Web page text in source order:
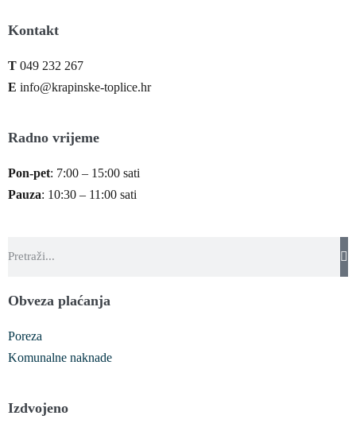
Kontakt
T 049 232 267
E info@krapinske-toplice.hr
Radno vrijeme
Pon-pet: 7:00 – 15:00 sati
Pauza: 10:30 – 11:00 sati
Obveza plaćanja
Poreza
Komunalne naknade
Izdvojeno